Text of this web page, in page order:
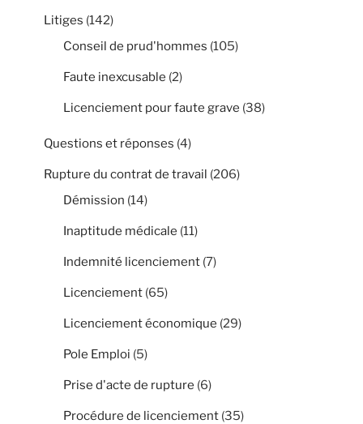
Litiges (142)
Conseil de prud'hommes (105)
Faute inexcusable (2)
Licenciement pour faute grave (38)
Questions et réponses (4)
Rupture du contrat de travail (206)
Démission (14)
Inaptitude médicale (11)
Indemnité licenciement (7)
Licenciement (65)
Licenciement économique (29)
Pole Emploi (5)
Prise d'acte de rupture (6)
Procédure de licenciement (35)